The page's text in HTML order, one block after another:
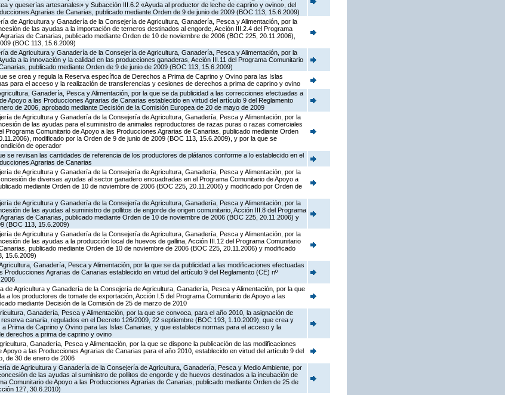
y queserías artesanales» y Subacción III.6.2 «Ayuda al productor de leche de caprino y ovino», del
Agrarias de Canarias, publicado mediante Orden de 9 de junio de 2009 (BOC 113, 15.6.2009)
de Agricultura y Ganadería de la Consejería de Agricultura, Ganadería, Pesca y Alimentación, por la
de las ayudas a la importación de terneros destinados al engorde, Acción III.2.4 del Programa
de Canarias, publicado mediante Orden de 10 de noviembre de 2006 (BOC 225, 20.11.2006),
(BOC 113, 15.6.2009)
de Agricultura y Ganadería de la Consejería de Agricultura, Ganadería, Pesca y Alimentación, por la
a la innovación y la calidad en las producciones ganaderas, Acción III.11 del Programa Comunitario
publicado mediante Orden de 9 de junio de 2009 (BOC 113, 15.6.2009)
se crea y regula la Reserva específica de Derechos a Prima de Caprino y Ovino para las Islas
para el acceso y la realización de transferencias y cesiones de derechos a prima de caprino y ovino
Ganadería, Pesca y Alimentación, por la que se da publicidad a las correcciones efectuadas a
Apoyo a las Producciones Agrarias de Canarias establecido en virtud del artículo 9 del Reglamento
de 2006, aprobado mediante Decisión de la Comisión Europea de 20 de mayo de 2009
de Agricultura y Ganadería de la Consejería de Agricultura, Ganadería, Pesca y Alimentación, por la
de las ayudas para el suministro de animales reproductores de razas puras o razas comerciales
Programa Comunitario de Apoyo a las Producciones Agrarias de Canarias, publicado mediante Orden
modificado por la Orden de 9 de junio de 2009 (BOC 113, 15.6.2009), y por la que se
de operador
se revisan las cantidades de referencia de los productores de plátanos conforme a lo establecido en el
Agrarias de Canarias
de Agricultura y Ganadería de la Consejería de Agricultura, Ganadería, Pesca y Alimentación, por la
de diversas ayudas al sector ganadero encuadradas en el Programa Comunitario de Apoyo a
mediante Orden de 10 de noviembre de 2006 (BOC 225, 20.11.2006) y modificado por Orden de
de Agricultura y Ganadería de la Consejería de Agricultura, Ganadería, Pesca y Alimentación, por la
de las ayudas al suministro de pollitos de engorde de origen comunitario, Acción III.8 del Programa
de Canarias, publicado mediante Orden de 10 de noviembre de 2006 (BOC 225, 20.11.2006) y
(BOC 113, 15.6.2009)
de Agricultura y Ganadería de la Consejería de Agricultura, Ganadería, Pesca y Alimentación, por la
de las ayudas a la producción local de huevos de gallina, Acción III.12 del Programa Comunitario
publicado mediante Orden de 10 de noviembre de 2006 (BOC 225, 20.11.2006) y modificado
15.6.2009)
Ganadería, Pesca y Alimentación, por la que se da publicidad a las modificaciones efectuadas
Producciones Agrarias de Canarias establecido en virtud del artículo 9 del Reglamento (CE) nº
de Agricultura y Ganadería de la Consejería de Agricultura, Ganadería, Pesca y Alimentación, por la que
a los productores de tomate de exportación, Acción I.5 del Programa Comunitario de Apoyo a las
mediante Decisión de la Comisión de 25 de marzo de 2010
Ganadería, Pesca y Alimentación, por la que se convoca, para el año 2010, la asignación de
canaria, regulados en el Decreto 126/2009, 22 septiembre (BOC 193, 1.10.2009), que crea y
Prima de Caprino y Ovino para las Islas Canarias, y que establece normas para el acceso y la
derechos a prima de caprino y ovino
Ganadería, Pesca y Alimentación, por la que se dispone la publicación de las modificaciones
a las Producciones Agrarias de Canarias para el año 2010, establecido en virtud del artículo 9 del
de 30 de enero de 2006
de Agricultura y Ganadería de la Consejería de Agricultura, Ganadería, Pesca y Medio Ambiente, por
de las ayudas al suministro de pollitos de engorde y de huevos destinados a la incubación de
Comunitario de Apoyo a las Producciones Agrarias de Canarias, publicado mediante Orden de 25 de
127, 30.6.2010)